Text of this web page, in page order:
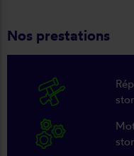
Nos prestations